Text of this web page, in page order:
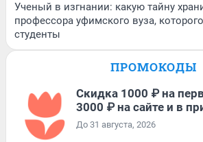
Ученый в изгнании: какую тайну
профессора уфимского вуза,
студенты
ПРОМОКОДЫ
Скидка 1000 ₽ на
3000 ₽ на сайте и в
До 31 августа, 2026